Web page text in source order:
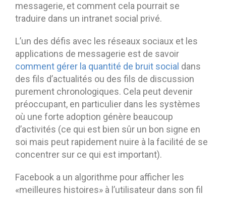
messagerie, et comment cela pourrait se
traduire dans un intranet social privé.
L’un des défis avec les réseaux sociaux et les
applications de messagerie est de savoir
comment gérer la quantité de bruit social dans
des fils d’actualités ou des fils de discussion
purement chronologiques. Cela peut devenir
préoccupant, en particulier dans les systèmes
où une forte adoption génère beaucoup
d’activités (ce qui est bien sûr un bon signe en
soi mais peut rapidement nuire à la facilité de se
concentrer sur ce qui est important).
Facebook a un algorithme pour afficher les
«meilleures histoires» à l’utilisateur dans son fil